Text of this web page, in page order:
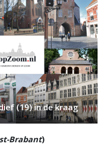
(19) in de kraag
Brabant)